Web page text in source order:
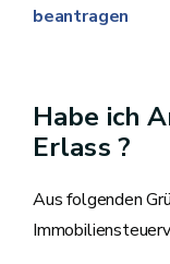
beantragen
Habe ich
Erlass ?
Aus folgenden